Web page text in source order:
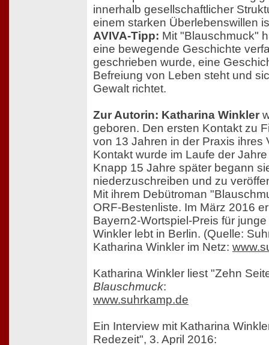
innerhalb gesellschaftlicher
einem starken Überlebenswillen
AVIVA-Tipp: Mit "Blauschmuck"
eine bewegende Geschichte
geschrieben wurde, eine
Befreiung von Leben steht und
Gewalt richtet.
Zur Autorin: Katharina Winkler
geboren. Den ersten Kontakt zu
von 13 Jahren in der Praxis ihres
Kontakt wurde im Laufe der
Knapp 15 Jahre später begann
niederzuschreiben und zu
Mit ihrem Debütroman
ORF-Bestenliste. Im März 2016
Bayern2-Wortspiel-Preis für
Winkler lebt in Berlin. (Quelle:
Katharina Winkler im Netz:
Katharina Winkler liest "Zehn
Blauschmuck:
www.suhrkamp.de
Ein Interview mit Katharina
Redezeit", 3. April 2016: